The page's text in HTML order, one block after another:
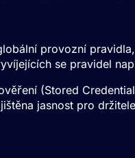
provozní
se pravidel
(Stored
jasnost pro